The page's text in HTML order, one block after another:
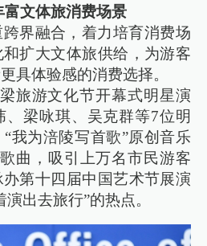
富文体旅消费场景
界融合，着力培育消费场
扩大文体旅供给，为游客
具体验感的消费选择。
旅游文化节开幕式明星演
梁咏琪、吴克群等7位明
我为涪陵写首歌”原创音乐
曲，吸引上万名市民游客
第十四届中国艺术节展演
出去旅行”的热点。